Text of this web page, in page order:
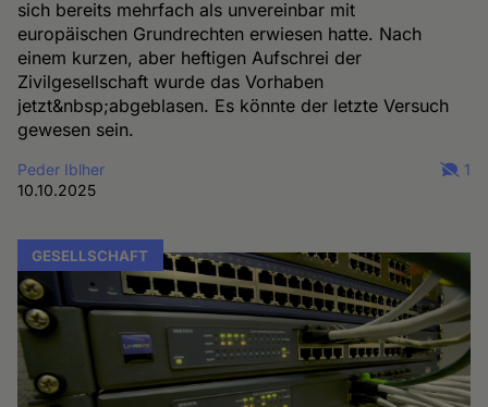
sich bereits mehrfach als unvereinbar mit
europäischen Grundrechten erwiesen hatte. Nach
einem kurzen, aber heftigen Aufschrei der
Zivilgesellschaft wurde das Vorhaben
jetzt&nbsp;abgeblasen. Es könnte der letzte Versuch
gewesen sein.
Peder Iblher
10.10.2025
1
GESELLSCHAFT